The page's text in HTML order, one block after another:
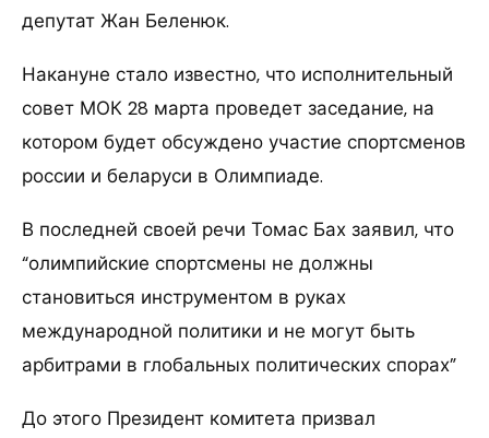
депутат Жан Беленюк.
Накануне стало известно, что исполнительный
совет МОК 28 марта проведет заседание, на
котором будет обсуждено участие спортсменов
россии и беларуси в Олимпиаде.
В последней своей речи Томас Бах заявил, что
“олимпийские спортсмены не должны
становиться инструментом в руках
международной политики и не могут быть
арбитрами в глобальных политических спорах”
До этого Президент комитета призвал